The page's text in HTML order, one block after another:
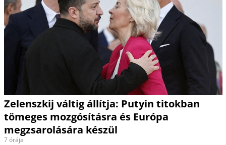
Zelenszkij váltig állítja: Putyin titokban
tömeges mozgósításra és Európa
megzsarolására készül
7 órája